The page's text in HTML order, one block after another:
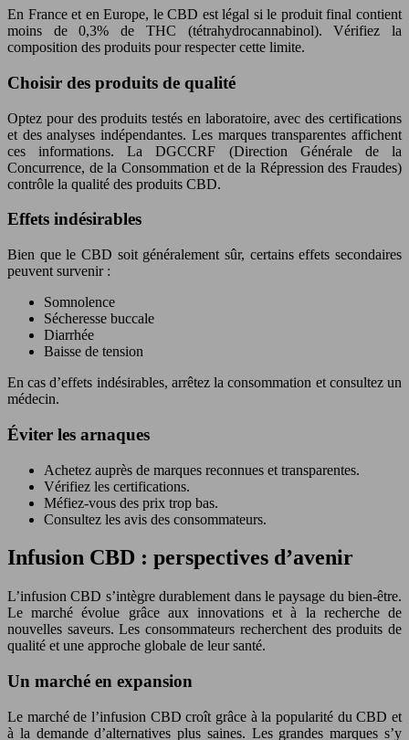
En France et en Europe, le CBD est légal si le produit final contient
moins de 0,3% de THC (tétrahydrocannabinol). Vérifiez la
composition des produits pour respecter cette limite.
Choisir des produits de qualité
Optez pour des produits testés en laboratoire, avec des certifications
et des analyses indépendantes. Les marques transparentes affichent
ces informations. La DGCCRF (Direction Générale de la
Concurrence, de la Consommation et de la Répression des Fraudes)
contrôle la qualité des produits CBD.
Effets indésirables
Bien que le CBD soit généralement sûr, certains effets secondaires
peuvent survenir :
Somnolence
Sécheresse buccale
Diarrhée
Baisse de tension
En cas d’effets indésirables, arrêtez la consommation et consultez un
médecin.
Éviter les arnaques
Achetez auprès de marques reconnues et transparentes.
Vérifiez les certifications.
Méfiez-vous des prix trop bas.
Consultez les avis des consommateurs.
Infusion CBD : perspectives d’avenir
L’infusion CBD s’intègre durablement dans le paysage du bien-être.
Le marché évolue grâce aux innovations et à la recherche de
nouvelles saveurs. Les consommateurs recherchent des produits de
qualité et une approche globale de leur santé.
Un marché en expansion
Le marché de l’infusion CBD croît grâce à la popularité du CBD et
à la demande d’alternatives plus saines. Les grandes marques s’y